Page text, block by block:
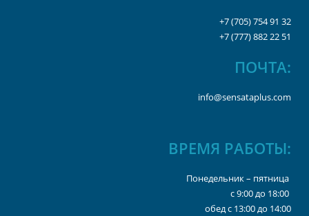
+7 (705) 754 91 32
+7 (777) 882 22 51
ПОЧТА:
info@sensataplus.com
ВРЕМЯ РАБОТЫ:
Понедельник – пятница
с 9:00 до 18:00
обед с 13:00 до 14:00